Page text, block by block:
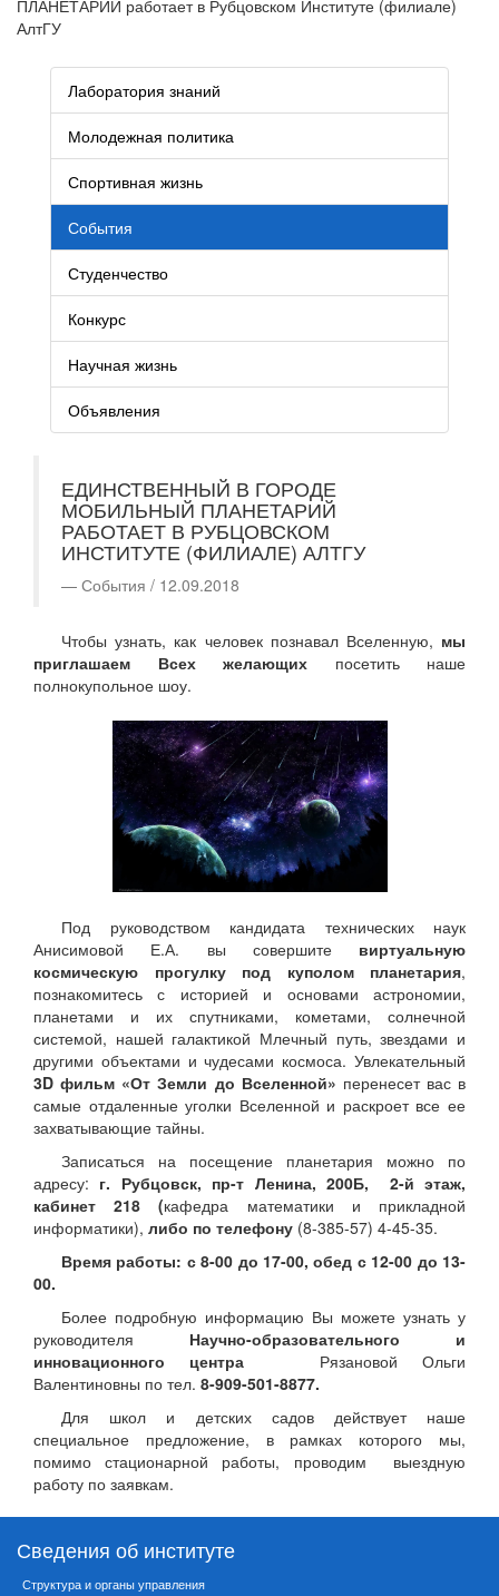
ПЛАНЕТАРИЙ работает в Рубцовском Институте (филиале)
АлтГУ
Лаборатория знаний
Молодежная политика
Спортивная жизнь
События
Студенчество
Конкурс
Научная жизнь
Объявления
ЕДИНСТВЕННЫЙ В ГОРОДЕ
МОБИЛЬНЫЙ ПЛАНЕТАРИЙ
РАБОТАЕТ В РУБЦОВСКОМ
ИНСТИТУТЕ (ФИЛИАЛЕ) АЛТГУ
События / 12.09.2018
Чтобы узнать, как человек познавал Вселенную, мы
приглашаем Всех желающих посетить наше
полнокупольное шоу.
Под руководством кандидата технических наук
Анисимовой Е.А. вы совершитевиртуальную
космическую прогулку
под куполом планетария,
познакомитесь с историей и основами астрономии,
планетами и их спутниками, кометами, солнечной
системой, нашей галактикой Млечный путь, звездами и
другими объектами и чудесами космоса. Увлекательный
3D фильм «От Земли до Вселенной» перенесет вас в
самые отдаленные уголки Вселенной и раскроет все ее
захватывающие тайны.
Записаться на посещение планетария можно по
адресу: г. Рубцовск, пр-т Ленина, 200Б, 2-й этаж,
кабинет 218 (кафедра математики и прикладной
информатики), либо по телефону (8-385-57) 4-45-35.
Время работы: с 8-00 до 17-00, обед с 12-00 до 13-
00.
Более подробную информацию Вы можете узнать у
руководителя Научно-образовательного и
инновационного центра Рязановой Ольги
Валентиновны по тел. 8-909-501-8877.
Для школ и детских садов действует наше
специальное предложение, в рамках которого мы,
помимо стационарной работы, проводим выездную
работу по заявкам.
Сведения об институте
Структура и органы управления